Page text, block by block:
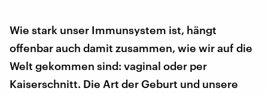
Wie stark unser Immunsystem ist, hängt
offenbar auch damit zusammen, wie wir auf die
Welt gekommen sind: vaginal oder per
Kaiserschnitt. Die Art der Geburt und unsere